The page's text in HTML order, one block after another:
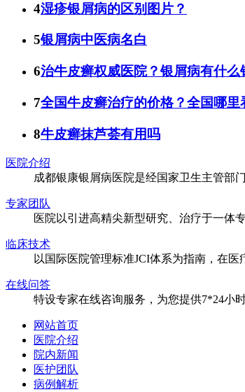
4湿疹银屑病的区别图片？
5银屑病中医病名白
6治牛皮癣权威医院？银屑病有什么
7全国牛皮癣治疗的价格？全国哪里
8牛皮癣抹芦荟有用吗
医院介绍
成都银康银屑病医院是经国家卫生主管部
专家团队
医院以引进高精尖新型研究、治疗于一体
临床技术
以国际医院管理标准JCI体系为指南，在
在线问答
特设专家在线咨询服务，为您提供7*24小
网站首页
医院介绍
院内新闻
医护团队
病例解析